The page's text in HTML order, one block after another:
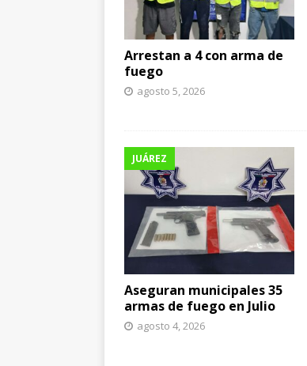
Arrestan a 4 con arma de
fuego
agosto 5, 2026
JUÁREZ
Aseguran municipales 35
armas de fuego en Julio
agosto 4, 2026